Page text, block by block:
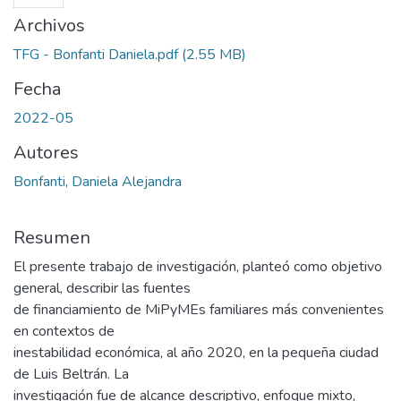
Archivos
TFG - Bonfanti Daniela.pdf(2.55 MB)
Fecha
2022-05
Autores
Bonfanti, Daniela Alejandra
Resumen
El presente trabajo de investigación, planteó como objetivo
general, describir las fuentes
de financiamiento de MiPyMEs familiares más convenientes
en contextos de
inestabilidad económica, al año 2020, en la pequeña ciudad
de Luis Beltrán. La
investigación fue de alcance descriptivo, enfoque mixto,